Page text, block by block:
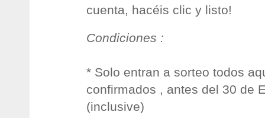
cuenta, hacéis clic y listo!
Condiciones :
* Solo entran a sorteo todos
confirmados , antes del 30 de
(inclusive)